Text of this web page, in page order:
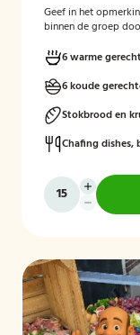
Geef in het
binnen de groep
6 warme
6 koude
Stokbrood en
Chafing dishes,